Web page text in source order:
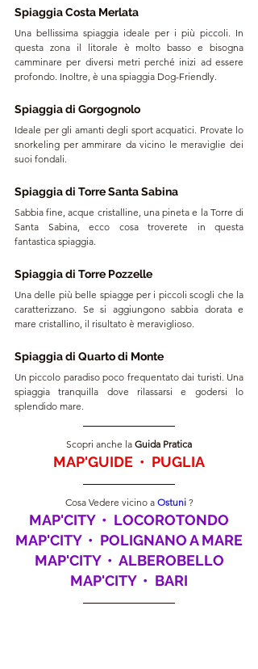
Spiaggia Costa Merlata
Una bellissima spiaggia ideale per i più piccoli. In
questa zona il litorale è molto basso e bisogna
camminare per diversi metri perché inizi ad essere
profondo. Inoltre, è una spiaggia Dog-Friendly.
Spiaggia di Gorgognolo
Ideale per gli amanti degli sport acquatici. Provate lo
snorkeling per ammirare da vicino le meraviglie dei
suoi fondali.
Spiaggia di Torre Santa Sabina
Sabbia fine, acque cristalline, una pineta e la Torre di
Santa Sabina, ecco cosa troverete in questa
fantastica spiaggia.
Spiaggia di Torre Pozzelle
Una delle più belle spiagge per i piccoli scogli che la
caratterizzano. Se si aggiungono sabbia dorata e
mare cristallino, il risultato è meraviglioso.
Spiaggia di Quarto di Monte
Un piccolo paradiso poco frequentato dai turisti. Una
spiaggia tranquilla dove rilassarsi e godersi lo
splendido mare.
Scopri anche la Guida Pratica
MAP'GUIDE  •  PUGLIA
Cosa Vedere vicino a Ostuni ?
MAP'CITY  •  LOCOROTONDO
MAP'CITY  •  POLIGNANO A MARE
MAP'CITY  •  ALBEROBELLO
MAP'CITY  •  BARI